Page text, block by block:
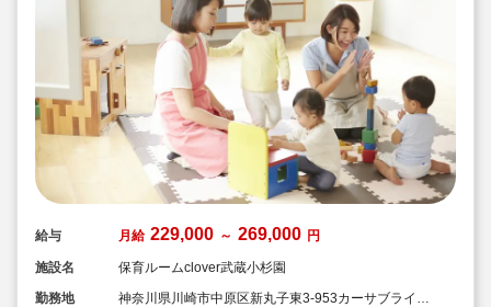
給与 月給 229,000 ～ 269,000 円
施設名
保育ルームclover武蔵小杉園
勤務地
神奈川県川崎市中原区新丸子東3-953カーサブライト1